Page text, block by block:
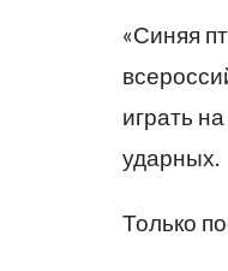
«Синяя
играть
ударных.
Только